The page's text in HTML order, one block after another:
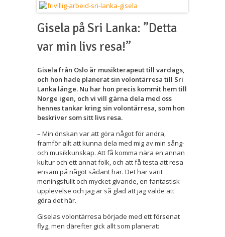
Gisela på Sri Lanka: ”Detta
var min livs resa!”
Gisela från Oslo är musikterapeut till vardags,
och hon hade planerat sin volontärresa till Sri
Lanka länge. Nu har hon precis kommit hem till
Norge igen, och vi vill gärna dela med oss
hennes tankar kring sin volontärresa, som hon
beskriver som sitt livs resa.
– Min önskan var att göra något för andra,
framför allt att kunna dela med mig av min sång-
och musikkunskap. Att få komma nära en annan
kultur och ett annat folk, och att få testa att resa
ensam på något sådant här. Det har varit
meningsfullt och mycket givande, en fantastisk
upplevelse och jag är så glad att jag valde att
göra det här.
Giselas volontärresa började med ett försenat
flyg, men därefter gick allt som planerat: